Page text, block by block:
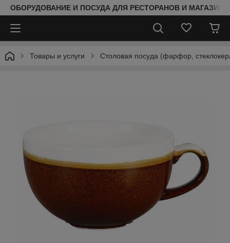
ОБОРУДОВАНИЕ И ПОСУДА ДЛЯ РЕСТОРАНОВ И
Товары и услуги Столовая посуда (фарфор,